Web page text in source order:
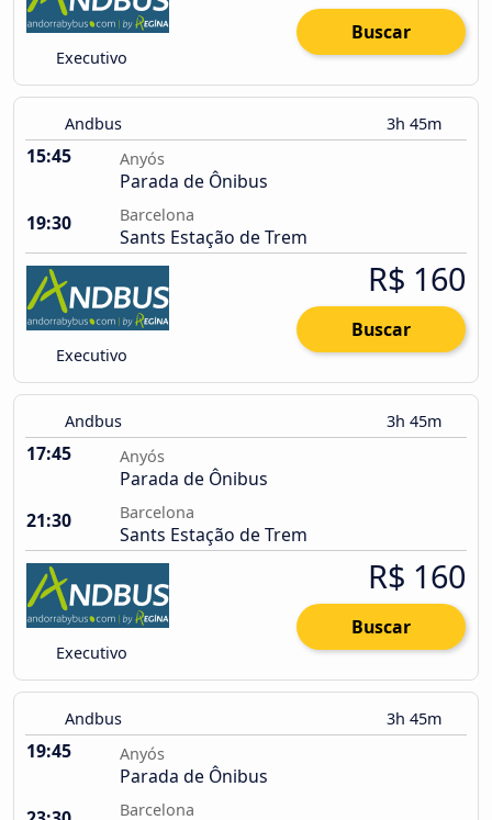
Executivo
Buscar
Andbus 3h 45m
15:45 Anyós
Parada de Ônibus
19:30
Barcelona
Sants Estação de Trem
Executivo
R$ 160
Buscar
Andbus 3h 45m
17:45 Anyós
Parada de Ônibus
21:30
Barcelona
Sants Estação de Trem
Executivo
R$ 160
Buscar
Andbus 3h 45m
19:45 Anyós
Parada de Ônibus
Barcelona